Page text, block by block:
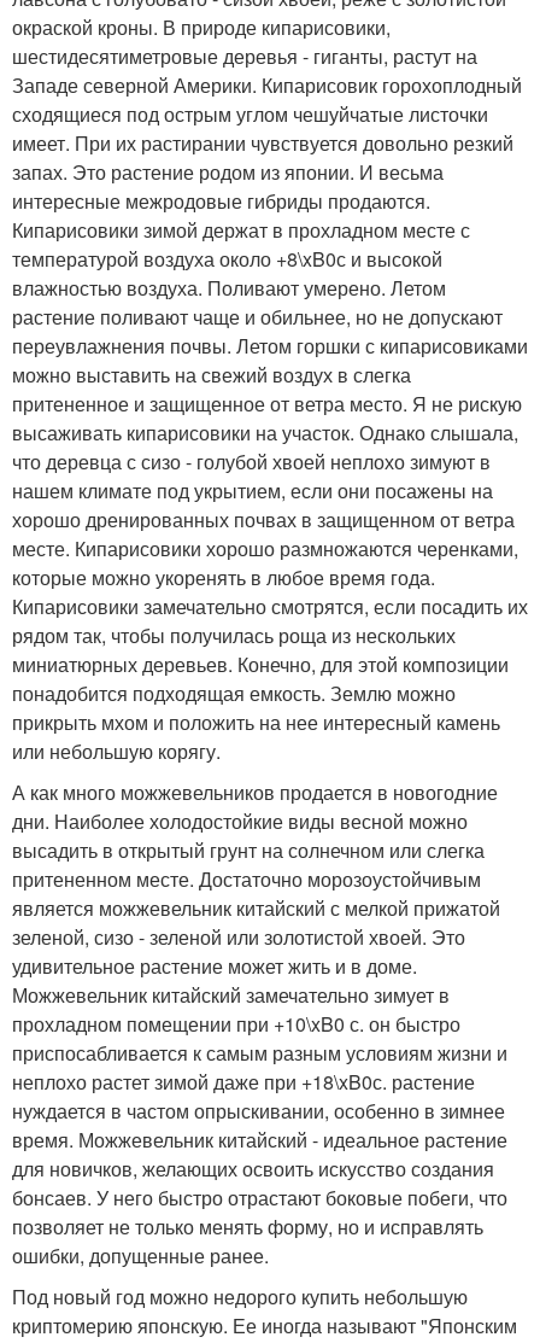
окраской кроны. В природе кипарисовики,
шестидесятиметровые деревья - гиганты, растут на
Западе северной Америки. Кипарисовик горохоплодный
сходящиеся под острым углом чешуйчатые листочки
имеет. При их растирании чувствуется довольно резкий
запах. Это растение родом из японии. И весьма
интересные межродовые гибриды продаются.
Кипарисовики зимой держат в прохладном месте с
температурой воздуха около +8\xB0с и высокой
влажностью воздуха. Поливают умерено. Летом
растение поливают чаще и обильнее, но не допускают
переувлажнения почвы. Летом горшки с кипарисовиками
можно выставить на свежий воздух в слегка
притененное и защищенное от ветра место. Я не рискую
высаживать кипарисовики на участок. Однако слышала,
что деревца с сизо - голубой хвоей неплохо зимуют в
нашем климате под укрытием, если они посажены на
хорошо дренированных почвах в защищенном от ветра
месте. Кипарисовики хорошо размножаются черенками,
которые можно укоренять в любое время года.
Кипарисовики замечательно смотрятся, если посадить их
рядом так, чтобы получилась роща из нескольких
миниатюрных деревьев. Конечно, для этой композиции
понадобится подходящая емкость. Землю можно
прикрыть мхом и положить на нее интересный камень
или небольшую корягу.
А как много можжевельников продается в новогодние
дни. Наиболее холодостойкие виды весной можно
высадить в открытый грунт на солнечном или слегка
притененном месте. Достаточно морозоустойчивым
является можжевельник китайский с мелкой прижатой
зеленой, сизо - зеленой или золотистой хвоей. Это
удивительное растение может жить и в доме.
Можжевельник китайский замечательно зимует в
прохладном помещении при +10\xB0 с. он быстро
приспосабливается к самым разным условиям жизни и
неплохо растет зимой даже при +18\xB0с. растение
нуждается в частом опрыскивании, особенно в зимнее
время. Можжевельник китайский - идеальное растение
для новичков, желающих освоить искусство создания
бонсаев. У него быстро отрастают боковые побеги, что
позволяет не только менять форму, но и исправлять
ошибки, допущенные ранее.
Под новый год можно недорого купить небольшую
криптомерию японскую. Ее иногда называют "Японским